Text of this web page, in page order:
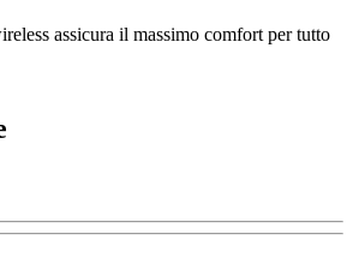
assicura il massimo comfort per tutto